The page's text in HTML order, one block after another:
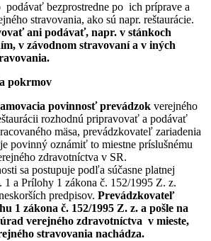
podávať bezprostredne po ich príprave a
stravovania, ako sú napr. reštaurácie.
ani podávať, napr. v stánkoch
v závodnom stravovaní a v iných
pokrmov
povinnosť prevádzok verejného
rozhodnú pripravovať a podávať
mäsa, prevádzkovateľ zariadenia
povinný oznámiť to miestne príslušnému
zdravotníctva v SR.
sa postupuje podľa súčasne platnej
1 a Prílohy 1 zákona č. 152/1995 Z. z.
predpisov. Prevádzkovateľ
1 zákona č. 152/1995 Z. z. a pošle na
verejného zdravotníctva v mieste,
stravovania nachádza.